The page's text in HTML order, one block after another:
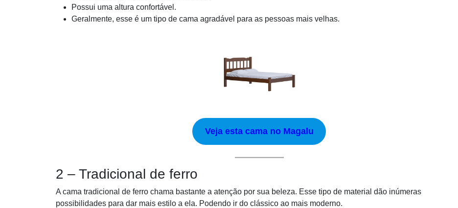
Possui uma altura confortável.
Geralmente, esse é um tipo de cama agradável para as pessoas mais velhas.
Veja esta cama no Magalu
2 – Tradicional de ferro
A cama tradicional de ferro chama bastante a atenção por sua beleza. Esse tipo de material dão inúmeras
possibilidades para dar mais estilo a ela. Podendo ir do clássico ao mais moderno.